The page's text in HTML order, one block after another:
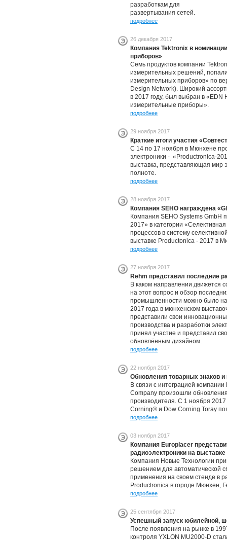
разработкам для
развертывания сетей.
подробнее
26 декабря 2017
Компания Tektronix в
приборов»
Семь продуктов компании
измерительных решений,
измерительных приборов» по
Design Network). Широкий
в 2017 году, был выбран в «EDN
измерительные приборы».
подробнее
29 ноября 2017
Краткие итоги участия
С 14 по 17 ноября в Мюнхене
электроники - «Productronica-
выставка, представляющая мир
полноте.
подробнее
28 ноября 2017
Компания SEHO награждена
Компания SEHO Systems GmbH
2017» в категории
процессов в систему
выставке Productonica - 2017 в
подробнее
27 ноября 2017
Rehm представил последние
В каком направлении движется
на этот вопрос и обзор
промышленности можно было
2017 года в мюнхенском
представили свои
производства и разработки
принял участие и представил
обновлённым дизайном.
подробнее
22 ноября 2017
Обновления товарных знаков и
В связи с интеграцией
Company произошли
производителя. С 1 ноября
Corning® и Dow Corning Toray
подробнее
03 ноября 2017
Компания Europlacer
радиоэлектроники на
Компания Новые Технологии
решением для автоматической
применения на своем стенде в
Productronica в городе Мюнхен,
подробнее
25 сентября 2017
Успешный запуск юбилейной,
После появления на рынке в
контроля YXLON MU2000-D